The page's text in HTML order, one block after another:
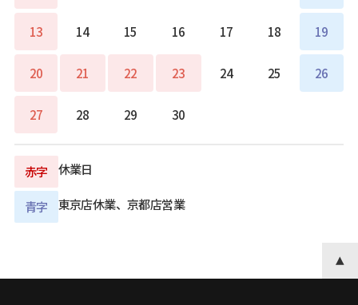
13 14 15 16 17 18 19
20 21 22 23 24 25 26
27 28 29 30
赤字 休業日
青字 東京店休業、京都店営業